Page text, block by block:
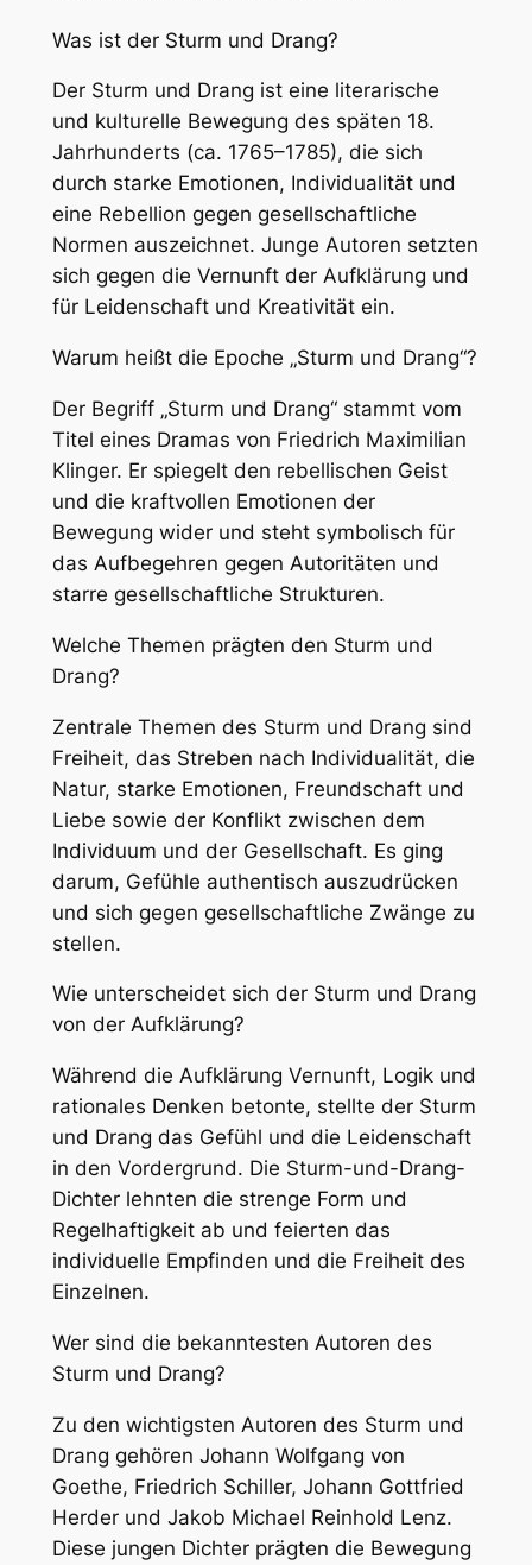
Was ist der Sturm und Drang?
Der Sturm und Drang ist eine literarische
und kulturelle Bewegung des späten 18.
Jahrhunderts (ca. 1765–1785), die sich
durch starke Emotionen, Individualität und
eine Rebellion gegen gesellschaftliche
Normen auszeichnet. Junge Autoren setzten
sich gegen die Vernunft der Aufklärung und
für Leidenschaft und Kreativität ein.
Warum heißt die Epoche „Sturm und Drang“?
Der Begriff „Sturm und Drang“ stammt vom
Titel eines Dramas von Friedrich Maximilian
Klinger. Er spiegelt den rebellischen Geist
und die kraftvollen Emotionen der
Bewegung wider und steht symbolisch für
das Aufbegehren gegen Autoritäten und
starre gesellschaftliche Strukturen.
Welche Themen prägten den Sturm und
Drang?
Zentrale Themen des Sturm und Drang sind
Freiheit, das Streben nach Individualität, die
Natur, starke Emotionen, Freundschaft und
Liebe sowie der Konflikt zwischen dem
Individuum und der Gesellschaft. Es ging
darum, Gefühle authentisch auszudrücken
und sich gegen gesellschaftliche Zwänge zu
stellen.
Wie unterscheidet sich der Sturm und Drang
von der Aufklärung?
Während die Aufklärung Vernunft, Logik und
rationales Denken betonte, stellte der Sturm
und Drang das Gefühl und die Leidenschaft
in den Vordergrund. Die Sturm-und-Drang-
Dichter lehnten die strenge Form und
Regelhaftigkeit ab und feierten das
individuelle Empfinden und die Freiheit des
Einzelnen.
Wer sind die bekanntesten Autoren des
Sturm und Drang?
Zu den wichtigsten Autoren des Sturm und
Drang gehören Johann Wolfgang von
Goethe, Friedrich Schiller, Johann Gottfried
Herder und Jakob Michael Reinhold Lenz.
Diese jungen Dichter prägten die Bewegung